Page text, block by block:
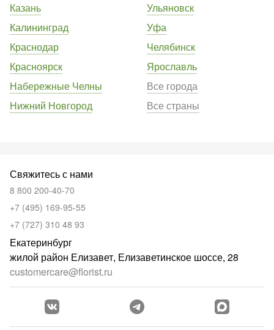
Казань
Калининград
Краснодар
Красноярск
Набережные Челны
Нижний Новгород
Ульяновск
Уфа
Челябинск
Ярославль
Все города
Все страны
Свяжитесь с нами
8 800 200-40-70
+7 (495) 169-95-55
+7 (727) 310 48 93
Екатеринбург
жилой район Елизавет, Елизаветинское шоссе, 28
customercare@florist.ru